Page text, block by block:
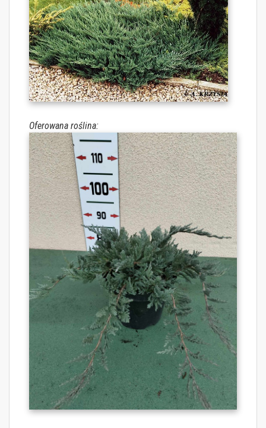
Oferowana roślina: